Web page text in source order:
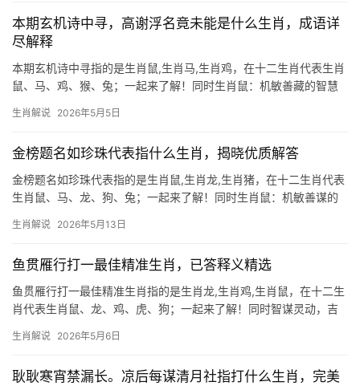
本期玄机诗中寻，高谢浮名竟未能是什么生肖，成语详
尽解释
本期玄机诗中寻指的是生肖鼠,生肖马,生肖鸡，在十二生肖代表生肖
鼠、马、鸡、猴、兔；一起来了解！同时生肖鼠：机敏善藏的智慧
征机变与生命力，古诗中“未能”二字，恰似鼠类昼伏夜行的习性——
生肖解说 2026年5月5日
金榜题名如珍珠代表指什么生肖，揭晓优质解答
金榜题名如珍珠代表指的是生肖鼠,生肖龙,生肖猪，在十二生肖代表
生肖鼠、马、龙、狗、兔；一起来了解！同时生肖鼠：机敏善谋的
肖之首，天生聪慧机敏，善于在困境中寻找生机，2026年对生肖鼠
生肖解说 2026年5月13日
鱼贯雁行打一最佳精准生肖，已答释义精选
鱼贯雁行打一最佳精准生肖指的是生肖龙,生肖鸡,生肖鼠，在十二生
肖代表生肖鼠、龙、鸡、虎、狗；一起来了解！同时智谋灵动，吉
二生肖之首，象征智慧与应变力极强，古籍云“鼠咬天开”，寓意其突
生肖解说 2026年5月6日
耿耿寒宵禁漏长。凉后每谋清月社指打什么生肖，完美